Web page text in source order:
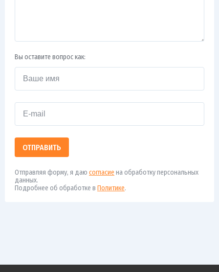
Вы оставите вопрос как:
ОТПРАВИТЬ
Отправляя форму, я даю согласие на обработку персональных
данных.
Подробнее об обработке в Политике.